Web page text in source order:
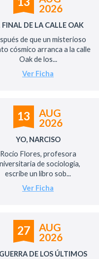
2026
FINAL DE LA CALLE OAK
de que un misterioso
cósmico arranca a la calle
Oak de los...
Ver Ficha
13
AUG
2026
YO, NARCISO
Rocío Flores, profesora
de sociología,
escribe un libro sob...
Ver Ficha
27
AUG
2026
DE LOS ÚLTIMOS